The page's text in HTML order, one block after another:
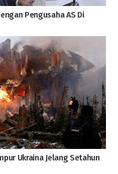
Pengusaha AS Di
Ukraina Jelang Setahun